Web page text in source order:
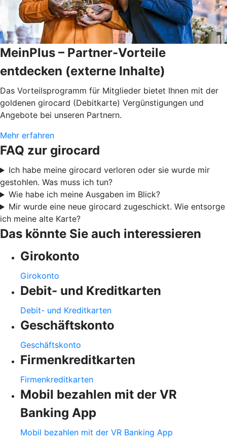
MeinPlus – Partner-Vorteile
entdecken (externe Inhalte)
Das Vorteilsprogramm für Mitglieder bietet Ihnen mit der
goldenen girocard (Debitkarte) Vergünstigungen und
Angebote bei unseren Partnern.
Mehr erfahren
FAQ zur girocard
Ich habe meine girocard verloren oder sie wurde mir
gestohlen. Was muss ich tun?
Wie habe ich meine Ausgaben im Blick?
Mir wurde eine neue girocard zugeschickt. Wie entsorge
ich meine alte Karte?
Das könnte Sie auch interessieren
Girokonto
Girokonto
Debit- und Kreditkarten
Debit- und Kreditkarten
Geschäftskonto
Geschäftskonto
Firmenkreditkarten
Firmenkreditkarten
Mobil bezahlen mit der VR
Banking App
Mobil bezahlen mit der VR Banking App